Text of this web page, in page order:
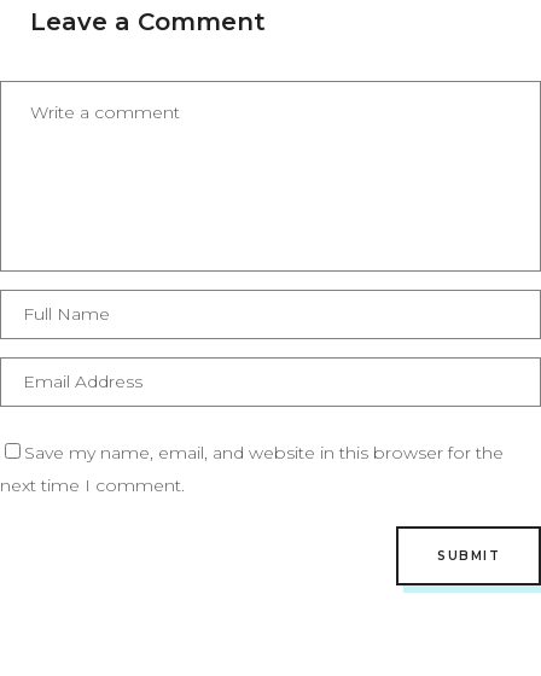
Leave a Comment
Save my name, email, and website in this browser for the
next time I comment.